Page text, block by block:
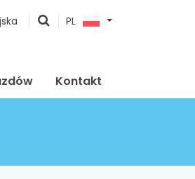
pokaż
PL
Kontakt